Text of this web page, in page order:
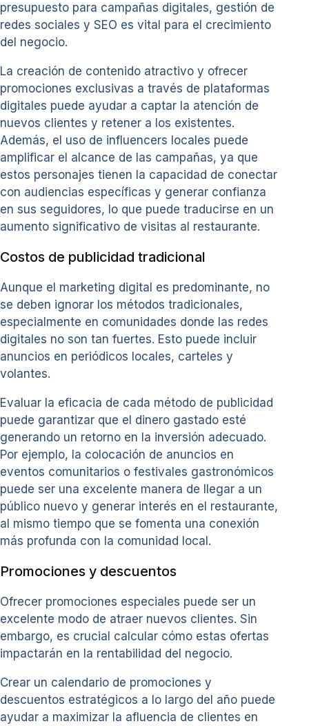
presupuesto para campañas digitales, gestión de
redes sociales y SEO es vital para el crecimiento
del negocio.
La creación de contenido atractivo y ofrecer
promociones exclusivas a través de plataformas
digitales puede ayudar a captar la atención de
nuevos clientes y retener a los existentes.
Además, el uso de influencers locales puede
amplificar el alcance de las campañas, ya que
estos personajes tienen la capacidad de conectar
con audiencias específicas y generar confianza
en sus seguidores, lo que puede traducirse en un
aumento significativo de visitas al restaurante.
Costos de publicidad tradicional
Aunque el marketing digital es predominante, no
se deben ignorar los métodos tradicionales,
especialmente en comunidades donde las redes
digitales no son tan fuertes. Esto puede incluir
anuncios en periódicos locales, carteles y
volantes.
Evaluar la eficacia de cada método de publicidad
puede garantizar que el dinero gastado esté
generando un retorno en la inversión adecuado.
Por ejemplo, la colocación de anuncios en
eventos comunitarios o festivales gastronómicos
puede ser una excelente manera de llegar a un
público nuevo y generar interés en el restaurante,
al mismo tiempo que se fomenta una conexión
más profunda con la comunidad local.
Promociones y descuentos
Ofrecer promociones especiales puede ser un
excelente modo de atraer nuevos clientes. Sin
embargo, es crucial calcular cómo estas ofertas
impactarán en la rentabilidad del negocio.
Crear un calendario de promociones y
descuentos estratégicos a lo largo del año puede
ayudar a maximizar la afluencia de clientes en